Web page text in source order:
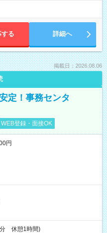
する 詳細へ
掲載日：2026.08.06
定！事務センタ
WEB登録・面接OK
円
分 休憩1時間)